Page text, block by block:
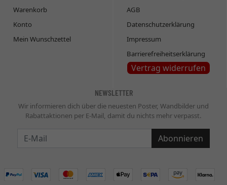
Warenkorb
Konto
Mein Wunschzettel
AGB
Datenschutzerklärung
Impressum
Barrierefreiheitserklärung
Vertrag widerrufen
NEWSLETTER
Wir informieren dich über die neuesten Poster, Wandbilder und
Rabattaktionen per E-Mail, damit du nichts mehr verpasst.
Abonnieren